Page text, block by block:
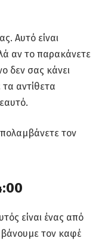
Αυτό είναι
αν το παρακάνετε
δεν σας κάνει
αντίθετα
τον
είναι ένας από
τον καφέ